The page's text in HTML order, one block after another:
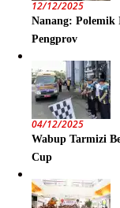
12/12/2025
Nanang: Polemik
Pengprov
04/12/2025
Wabup Tarmizi
Cup